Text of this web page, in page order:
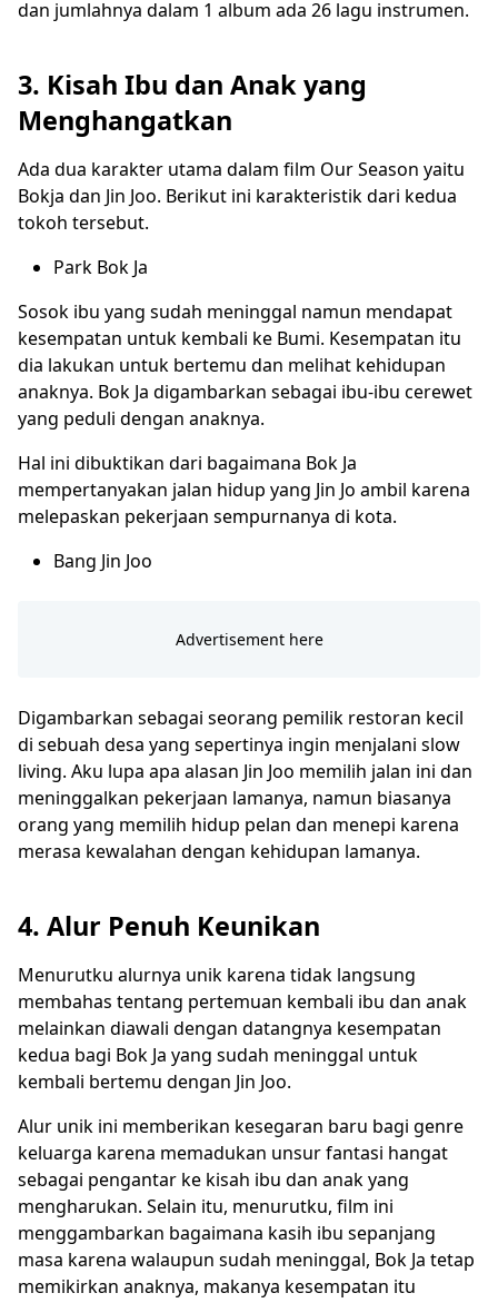
dan jumlahnya dalam 1 album ada 26 lagu instrumen.
3. Kisah Ibu dan Anak yang
Menghangatkan
Ada dua karakter utama dalam film Our Season yaitu
Bokja dan Jin Joo. Berikut ini karakteristik dari kedua
tokoh tersebut.
Park Bok Ja
Sosok ibu yang sudah meninggal namun mendapat
kesempatan untuk kembali ke Bumi. Kesempatan itu
dia lakukan untuk bertemu dan melihat kehidupan
anaknya. Bok Ja digambarkan sebagai ibu-ibu cerewet
yang peduli dengan anaknya.
Hal ini dibuktikan dari bagaimana Bok Ja
mempertanyakan jalan hidup yang Jin Jo ambil karena
melepaskan pekerjaan sempurnanya di kota.
Bang Jin Joo
Digambarkan sebagai seorang pemilik restoran kecil
di sebuah desa yang sepertinya ingin menjalani slow
living. Aku lupa apa alasan Jin Joo memilih jalan ini dan
meninggalkan pekerjaan lamanya, namun biasanya
orang yang memilih hidup pelan dan menepi karena
merasa kewalahan dengan kehidupan lamanya.
4. Alur Penuh Keunikan
Menurutku alurnya unik karena tidak langsung
membahas tentang pertemuan kembali ibu dan anak
melainkan diawali dengan datangnya kesempatan
kedua bagi Bok Ja yang sudah meninggal untuk
kembali bertemu dengan Jin Joo.
Alur unik ini memberikan kesegaran baru bagi genre
keluarga karena memadukan unsur fantasi hangat
sebagai pengantar ke kisah ibu dan anak yang
mengharukan. Selain itu, menurutku, film ini
menggambarkan bagaimana kasih ibu sepanjang
masa karena walaupun sudah meninggal, Bok Ja tetap
memikirkan anaknya, makanya kesempatan itu